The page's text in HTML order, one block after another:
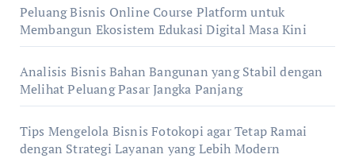
Peluang Bisnis Online Course Platform untuk
Membangun Ekosistem Edukasi Digital Masa Kini
Analisis Bisnis Bahan Bangunan yang Stabil dengan
Melihat Peluang Pasar Jangka Panjang
Tips Mengelola Bisnis Fotokopi agar Tetap Ramai
dengan Strategi Layanan yang Lebih Modern